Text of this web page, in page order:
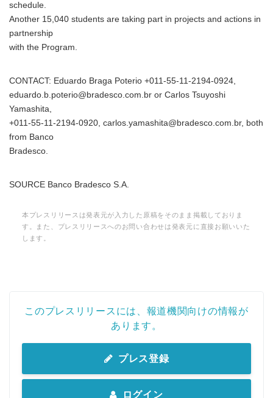
schedule.
Another 15,040 students are taking part in projects and actions in
partnership
with the Program.
CONTACT: Eduardo Braga Poterio +011-55-11-2194-0924,
eduardo.b.poterio@bradesco.com.br or Carlos Tsuyoshi
Yamashita,
+011-55-11-2194-0920, carlos.yamashita@bradesco.com.br, both
from Banco
Bradesco.
SOURCE Banco Bradesco S.A.
本プレスリリースは発表元が入力した原稿をそのまま掲載しておりま
す。また、プレスリリースへのお問い合わせは発表元に直接お願いいた
します。
このプレスリリースには、報道機関向けの情報が
あります。
プレス登録
ログイン